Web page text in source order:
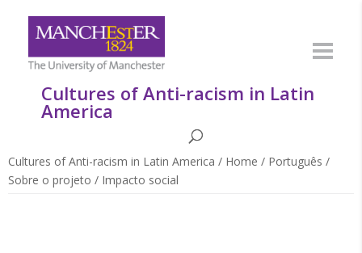
Cultures of Anti-racism in Latin
America
Cultures of Anti-racism in Latin America / Home / Português /
Sobre o projeto / Impacto social